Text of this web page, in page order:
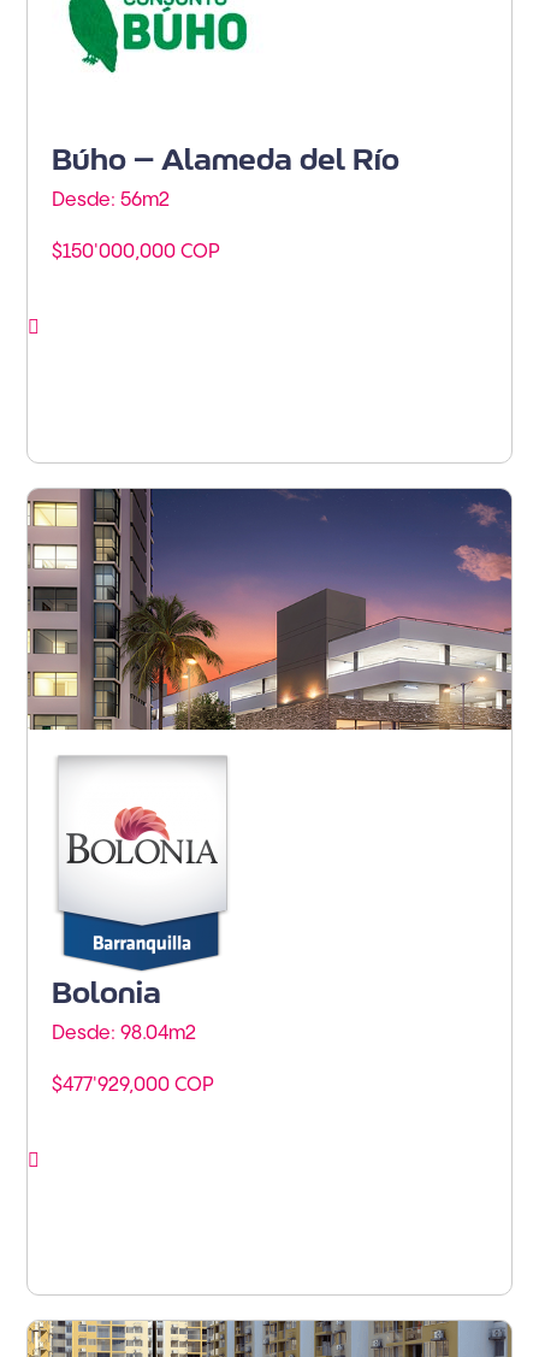
Búho – Alameda del Río
Desde: 56m2
$150'000,000 COP
Barranquilla - Miramar
Bolonia
Desde: 98.04m2
$477'929,000 COP